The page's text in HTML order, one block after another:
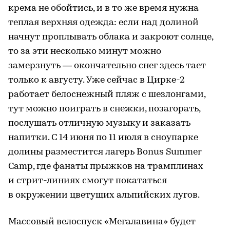
крема не обойтись, и в то же время нужна
теплая верхняя одежда: если над долиной
начнут проплывать облака и закроют солнце,
то за эти несколько минут можно
замерзнуть — окончательно снег здесь тает
только к августу. Уже сейчас в Цирке-2
работает белоснежный пляж с шезлонгами,
тут можно поиграть в снежки, позагорать,
послушать отличную музыку и заказать
напитки. С 14 июня по 11 июля в сноупарке
долины разместится лагерь Bonus Summer
Camp, где фанаты прыжков на трамплинах
и стрит-линиях смогут покататься
в окружении цветущих альпийских лугов.
Массовый велоспуск «Мегалавина» будет